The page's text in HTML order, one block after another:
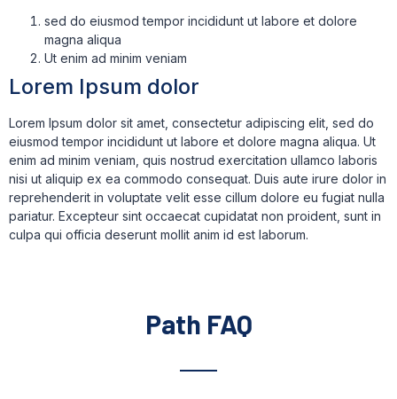
sed do eiusmod tempor incididunt ut labore et dolore
magna aliqua
Ut enim ad minim veniam
Lorem Ipsum dolor
Lorem Ipsum dolor sit amet, consectetur adipiscing elit, sed do
eiusmod tempor incididunt ut labore et dolore magna aliqua. Ut
enim ad minim veniam, quis nostrud exercitation ullamco laboris
nisi ut aliquip ex ea commodo consequat. Duis aute irure dolor in
reprehenderit in voluptate velit esse cillum dolore eu fugiat nulla
pariatur. Excepteur sint occaecat cupidatat non proident, sunt in
culpa qui officia deserunt mollit anim id est laborum.
Path FAQ